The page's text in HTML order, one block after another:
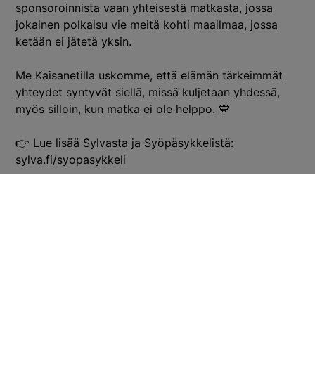
sponsoroinnista vaan yhteisestä matkasta, jossa
jokainen polkaisu vie meitä kohti maailmaa, jossa
ketään ei jätetä yksin.
Me Kaisanetilla uskomme, että elämän tärkeimmät
yhteydet syntyvät siellä, missä kuljetaan yhdessä,
myös silloin, kun matka ei ole helppo. 💙
👉 Lue lisää Sylvasta ja Syöpäsykkelistä:
sylva.fi/syopasykkeli